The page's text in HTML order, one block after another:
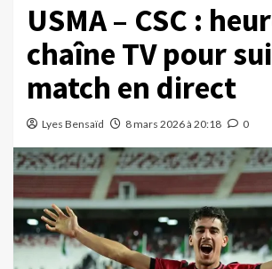
USMA – CSC :
chaîne TV pour
match en direct
Lyes Bensaïd 8 mars 2026 à 20:18 0